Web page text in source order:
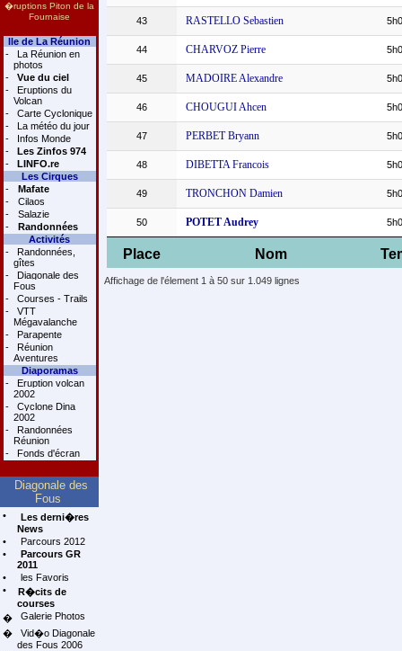
�ruptions Piton de la
Fournaise
Ile de La Réunion
-
La Réunion en
photos
-
Vue du ciel
-
Eruptions du
Volcan
-
Carte Cyclonique
-
La météo du jour
-
Infos Monde
-
Les Zinfos 974
-
LINFO.re
Les Cirques
-
Mafate
-
Cilaos
-
Salazie
-
Randonnées
Activités
-
Randonnées,
gîtes
-
Diagonale des
Fous
-
Courses - Trails
-
VTT
Mégavalanche
-
Parapente
-
Réunion
Aventures
Diaporamas
-
Eruption volcan
2002
-
Cyclone Dina
2002
-
Randonnées
Réunion
-
Fonds d'écran
Diagonale des
Fous
•
Les derni�res
News
•
Parcours 2012
•
Parcours GR
2011
•
les Favoris
•
R�cits de
courses
�
Galerie Photos
�
Vid�o Diagonale
des Fous 2006
Place Nom
43 RASTELLO Sebastien
44 CHARVOZ Pierre
45 MADOIRE Alexandre
46 CHOUGUI Ahcen
47 PERBET Bryann
48 DIBETTA Francois
49 TRONCHON Damien
50 POTET Audrey
Affichage de l'élement 1 à 50 sur 1.049 lignes